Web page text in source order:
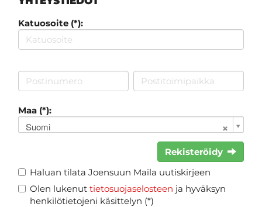
Katuosoite (*):
Maa (*):
Suomi
Rekisteröidy
Haluan tilata Joensuun Maila uutiskirjeen
Olen lukenut tietosuojaselosteen ja hyväksyn
henkilötietojeni käsittelyn (*)